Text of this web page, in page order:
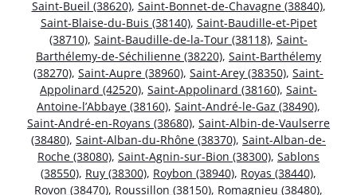
Saint-Bueil (38620), Saint-Bonnet-de-Chavagne (38840),
Saint-Blaise-du-Buis (38140), Saint-Baudille-et-Pipet
(38710), Saint-Baudille-de-la-Tour (38118), Saint-
Barthélemy-de-Séchilienne (38220), Saint-Barthélemy
(38270), Saint-Aupre (38960), Saint-Arey (38350), Saint-
Appolinard (42520), Saint-Appolinard (38160), Saint-
Antoine-l’Abbaye (38160), Saint-André-le-Gaz (38490),
Saint-André-en-Royans (38680), Saint-Albin-de-Vaulserre
(38480), Saint-Alban-du-Rhône (38370), Saint-Alban-de-
Roche (38080), Saint-Agnin-sur-Bion (38300), Sablons
(38550), Ruy (38300), Roybon (38940), Royas (38440),
Rovon (38470), Roussillon (38150), Romagnieu (38480),